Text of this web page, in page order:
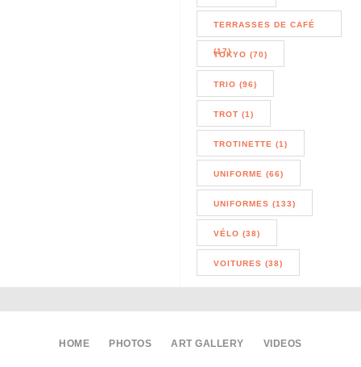
TERRASSES DE CAFÉ
(17)
TOKYO (70)
TRIO (96)
TROT (1)
TROTINETTE (1)
UNIFORME (66)
UNIFORMES (133)
VÉLO (38)
VOITURES (38)
HOME PHOTOS ART GALLERY VIDEOS